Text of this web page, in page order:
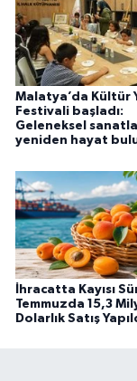
Malatya’da Kültür
Festivali başladı:
Geleneksel
yeniden hayat
İhracatta Kayısı
Temmuzda 15,3
Dolarlık Satış